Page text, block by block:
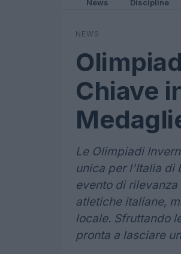
News Discipline
NEWS
Chiave
Le Olimpiadi
unica per l'Italia di
evento di
atletiche italiane,
locale. Sfruttando
pronta a lasciare